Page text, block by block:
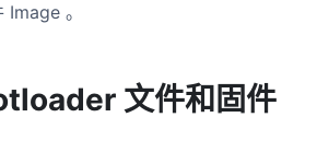
。
文件和固件